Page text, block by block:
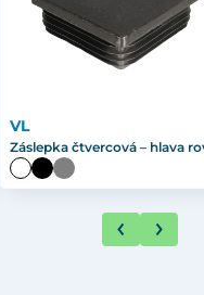
VL
Záslepka čtvercová – hlava